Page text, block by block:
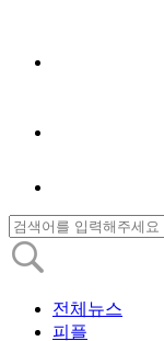
전체뉴스
피플